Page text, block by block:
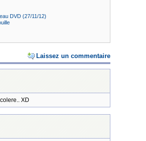
DVD (27/11/12)
Laissez un commentaire
XD